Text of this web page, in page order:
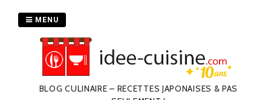
BLOG CULINAIRE – RECETTES JAPONAISES & PAS
MENU